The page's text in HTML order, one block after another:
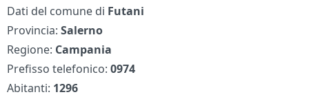
Dati del comune di Futani
Provincia:Salerno
Regione: Campania
Prefisso telefonico:0974
Abitanti: 1296